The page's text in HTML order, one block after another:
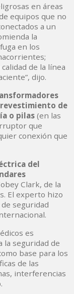
en áreas
equipos que no
a un
la
en los
de la línea
dijo.
de
o pilas(en las
que
conexión que
del
Clark, de la
El experto hizo
seguridad
es
la seguridad de
base para los
de las
interferencias